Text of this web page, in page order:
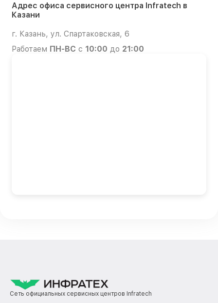
Адрес офиса сервисного центра Infratech в
Казани
г. Казань, ул. Спартаковская, 6
Работаем ПН-ВС с 10:00 до 21:00
Сеть официальных сервисных центров Infratech